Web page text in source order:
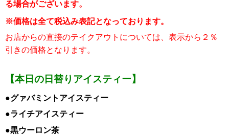
る場合がございます。
※価格は全て税込み表記となっております。
お店からの直接のテイクアウトについては、表示から２％
引きの価格となります。
【本日の日替りアイスティー】
●グァバミント アイスティー
●ライチアイスティー
●黒ウーロン茶